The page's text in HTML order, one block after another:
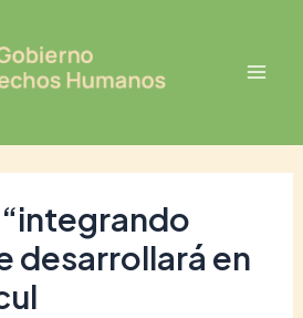
desarrollará en